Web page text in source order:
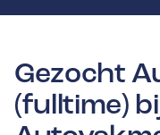
Gezocht
(fulltime)